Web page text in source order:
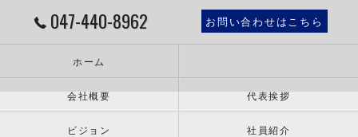
047-440-8962 お問い合わせはこちら
ホーム
会社概要 代表挨拶
ビジョン 社員紹介